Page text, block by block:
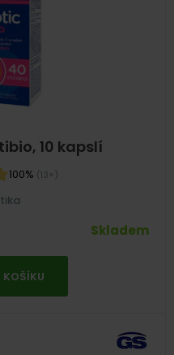
10 kapslí
100% (13×)
Skladem
KOŠÍKU